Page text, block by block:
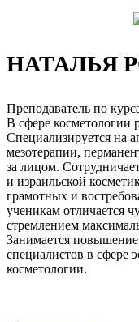
НАТАЛЬЯ
Преподаватель по
В сфере косметологии
Специализируется на
мезотерапии,
за лицом.
и израильской
грамотных и
ученикам отличается
стремлением
Занимается
специалистов в сфере
косметологии.